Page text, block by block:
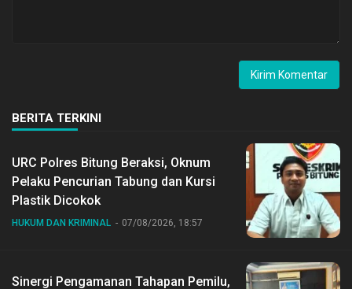
BERITA TERKINI
URC Polres Bitung Beraksi, Oknum
Pelaku Pencurian Tabung dan Kursi
Plastik Dicokok
HUKUM DAN KRIMINAL 07/08/2026, 18:57
Sinergi Pengamanan Tahapan Pemilu,